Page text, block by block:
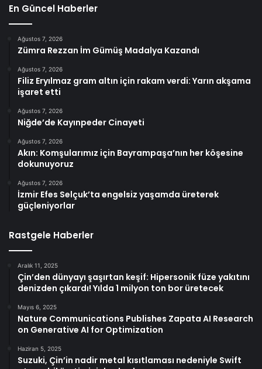
En Güncel Haberler
Ağustos 7, 2026
Zümra Rezzan İm Gümüş Madalya Kazandı
Ağustos 7, 2026
Filiz Eryılmaz gram altın için rakam verdi: Yarın akşama
işaret etti
Ağustos 7, 2026
Niğde’de Kayınpeder Cinayeti
Ağustos 7, 2026
Akın: Komşularımız için Bayrampaşa’nın her köşesine
dokunuyoruz
Ağustos 7, 2026
İzmir Efes Selçuk’ta engelsiz yaşamda üreterek
güçleniyorlar
Rastgele Haberler
Aralık 11, 2025
Çin’den dünyayı şaşırtan keşif: Hipersonik füze yakıtını
denizden çıkardı! Yılda 1 milyon ton bor üretecek
Mayıs 6, 2025
Nature Communications Publishes Zapata AI Research
on Generative AI for Optimization
Haziran 5, 2025
Suzuki, Çin’in nadir metal kısıtlaması nedeniyle Swift